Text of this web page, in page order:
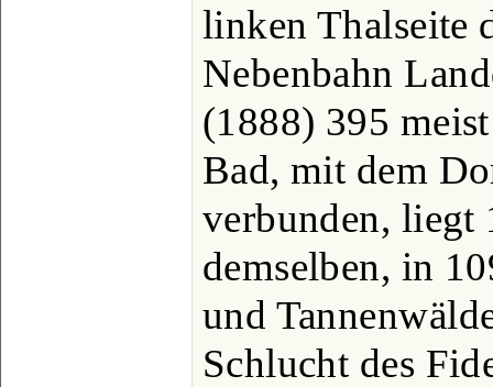
linken Thalseite
Nebenbahn
(1888) 395
Bad, mit dem
verbunden, liegt
demselben, in
und
Schlucht des